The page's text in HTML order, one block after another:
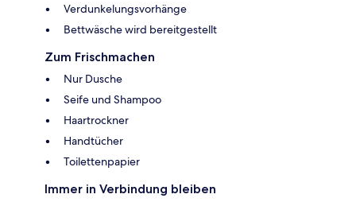
Verdunkelungsvorhänge
Bettwäsche wird bereitgestellt
Zum Frischmachen
Nur Dusche
Seife und Shampoo
Haartrockner
Handtücher
Toilettenpapier
Immer in Verbindung bleiben